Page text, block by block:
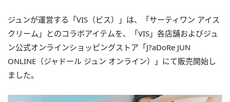
ジュンが運営する「VIS（ビス）」は、「サーティワン アイス
クリーム」とのコラボアイテムを、「VIS」各店舗およびジュ
ン公式オンラインショッピングストア「J?aDoRe JUN
ONLINE（ジャドール ジュン オンライン）」にて販売開始し
ました。